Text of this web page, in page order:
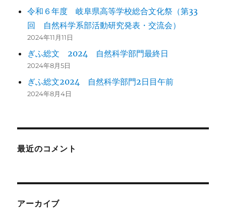
令和６年度 岐阜県高等学校総合文化祭（第33
回 自然科学系部活動研究発表・交流会）
2024年11月11日
ぎふ総文 2024 自然科学部門最終日
2024年8月5日
ぎふ総文2024 自然科学部門2日目午前
2024年8月4日
最近のコメント
アーカイブ